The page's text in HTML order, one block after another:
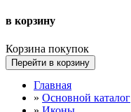
в корзину
Корзина покупок
Перейти в корзину
Главная
» Основной каталог